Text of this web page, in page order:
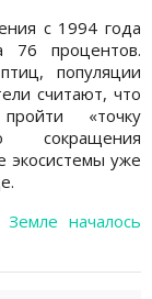
с 1994 года
76 процентов.
популяции
считают, что
«точку
сокращения
экосистемы уже
Земле началось